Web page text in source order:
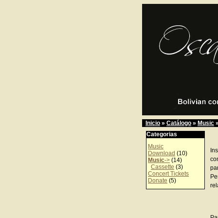
Inicio » Catálogo » Music
Categorias
Music
Download (10)
Music-> (14)
Cassette (3)
Concert Tickets
Donate (5)